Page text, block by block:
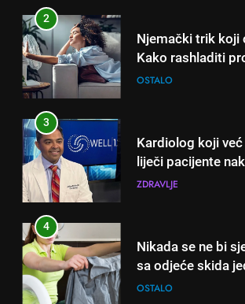
2
Njemački trik koji
Kako rashladiti
klime i velikih
OSTALO
3
Kardiolog koji
liječi pacijente
otkrio: Ove 4
dana!
ZDRAVLJE
4
Nikada se ne bi
sa odjeće skida
koje svi imamo u
OSTALO